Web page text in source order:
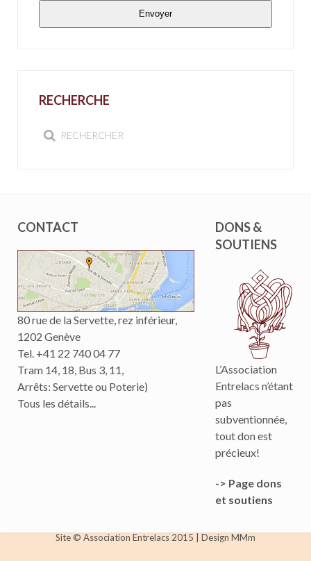
Envoyer
RECHERCHE
CONTACT
80 rue de la Servette, rez inférieur,
1202 Genève
Tel. +41 22 740 04 77
Tram 14, 18, Bus 3, 11,
Arrêts: Servette ou Poterie)
Tous les détails...
DONS &
SOUTIENS
L’Association
Entrelacs n’étant
pas
subventionnée,
tout don est
précieux!
-> Page dons
et soutiens
Site © Association Entrelacs 2015 | Design MMm